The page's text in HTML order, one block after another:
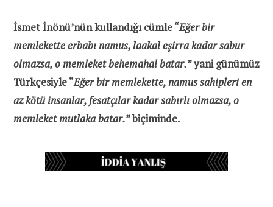
İsmet İnönü’nün kullandığı cümle “Eğer bir
memlekette erbabı namus, laakal eşirra kadar sabur
olmazsa, o memleket behemahal batar.” yani günümüz
Türkçesiyle “Eğer bir memlekette, namus sahipleri en
az kötü insanlar, fesatçılar kadar sabırlı olmazsa, o
memleket mutlaka batar.” biçiminde.